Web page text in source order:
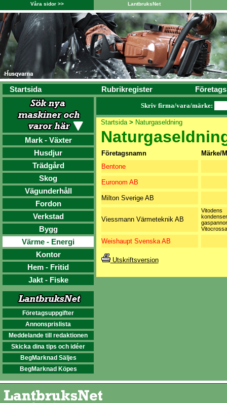
Våra sidor >> LantbruksNet
Startsida Rubrikregister
Mark - Växter
Husdjur
Trädgård
Skog
Vägunderhåll
Fordon
Verkstad
Bygg
Värme - Energi
Kontor
Hem - Fritid
Jakt - Fiske
Företagsuppgifter
Annonsprislista
Meddelande till redaktionen
Skicka dina tips och idéer
BegMarknad Säljes
BegMarknad Köpes
Skriv firma/vara/märke:
Startsida> Naturgaseldning
Företagsnamn
Märke/
Bentone
Euronom AB
Milton Sverige AB
Viessmann Värmeteknik AB
Vitodens
Weishaupt Svenska AB
Utskriftsversion